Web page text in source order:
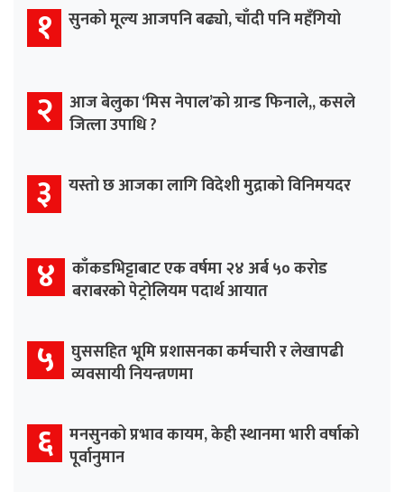
१ सुनको मूल्य आजपनि बढ्यो, चाँदी पनि महँगियो
२ आज बेलुका ‘मिस नेपाल’को ग्रान्ड फिनाले,, कसले
जित्ला उपाधि ?
३ यस्तो छ आजका लागि विदेशी मुद्राको विनिमयदर
४ काँकडभिट्टाबाट एक वर्षमा २४ अर्ब ५० करोड
बराबरको पेट्रोलियम पदार्थ आयात
५ घुससहित भूमि प्रशासनका कर्मचारी र लेखापढी
व्यवसायी नियन्त्रणमा
६ मनसुनको प्रभाव कायम, केही स्थानमा भारी वर्षाको
पूर्वानुमान